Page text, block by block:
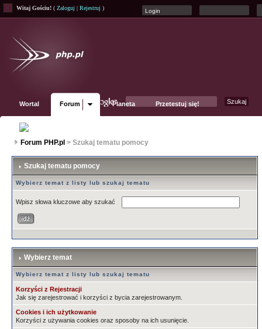
Witaj Gościu! ( Zaloguj | Rejestruj )
Wortal Forum Planeta Przetestuj się!
Forum PHP.pl > Szukaj tematu pomocy
Szukaj tematu pomocy
Wybierz temat z listy lub szukaj tematu
Wpisz słowa kluczowe aby szukać
Wybierz temat
Wybierz temat z listy lub szukaj tematu
Korzyści z Rejestracji
Jak się zarejestrować i korzyści z bycia zarejestrowanym.
Cookies i ich użytkowanie
Korzyści z używania cookies oraz sposoby na ich usunięcie.